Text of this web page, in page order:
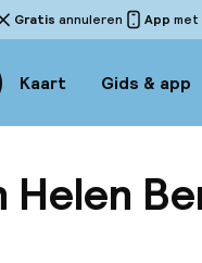
Gratis annuleren App met
Kaart Gids & app
Helen